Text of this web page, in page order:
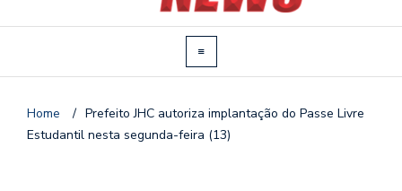
Home / Prefeito JHC autoriza implantação do Passe Livre
Estudantil nesta segunda-feira (13)